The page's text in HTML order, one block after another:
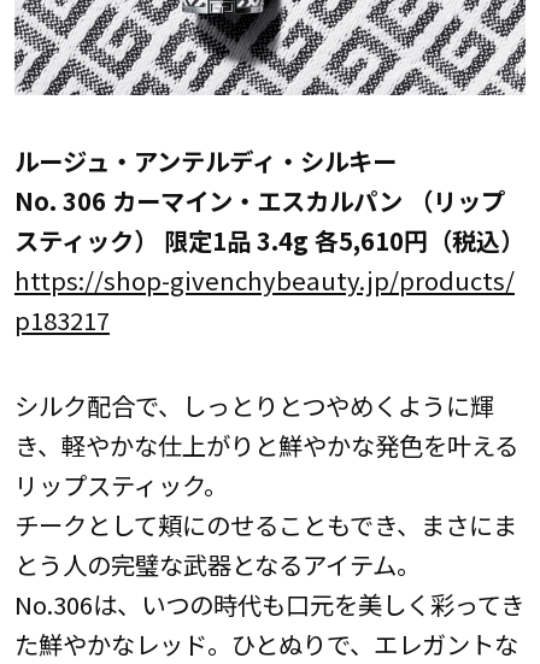
ルージュ・アンテルディ・シルキー
No. 306 カーマイン・エスカルパン （リップ
スティック） 限定1品 3.4g 各5,610円（税込）
https://shop-givenchybeauty.jp/products/
p183217
シルク配合で、しっとりとつやめくように輝
き、軽やかな仕上がりと鮮やかな発色を叶える
リップスティック。
チークとして頬にのせることもでき、まさにま
とう人の完璧な武器となるアイテム。
No.306は、いつの時代も口元を美しく彩ってき
た鮮やかなレッド。ひとぬりで、エレガントな